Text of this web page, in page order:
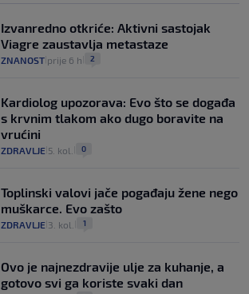
Izvanredno otkriće: Aktivni sastojak
Viagre zaustavlja metastaze
ZNANOST prije 6 h 2
Kardiolog upozorava: Evo što se događa
s krvnim tlakom ako dugo boravite na
vrućini
ZDRAVLJE 5. kol. 0
Toplinski valovi jače pogađaju žene nego
muškarce. Evo zašto
ZDRAVLJE 3. kol. 1
Ovo je najnezdravije ulje za kuhanje, a
gotovo svi ga koriste svaki dan